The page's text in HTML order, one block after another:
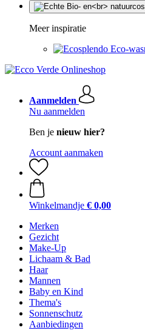
Meer inspiratie
Eco-
Aanmelden
Nu aanmelden
Ben je nieuw hier?
Account aanmaken
Winkelmandje € 0,00
Merken
Gezicht
Make-Up
Lichaam & Bad
Haar
Mannen
Baby en Kind
Thema's
Sonnenschutz
Aanbiedingen